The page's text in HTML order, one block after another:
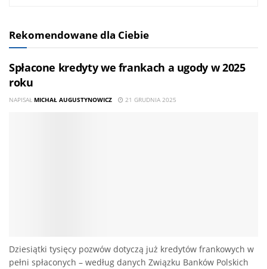
Rekomendowane dla Ciebie
Spłacone kredyty we frankach a ugody w 2025
roku
NAPISAŁ MICHAŁ AUGUSTYNOWICZ 21 GRUDNIA 2025
Dziesiątki tysięcy pozwów dotyczą już kredytów frankowych w
pełni spłaconych – według danych Związku Banków Polskich